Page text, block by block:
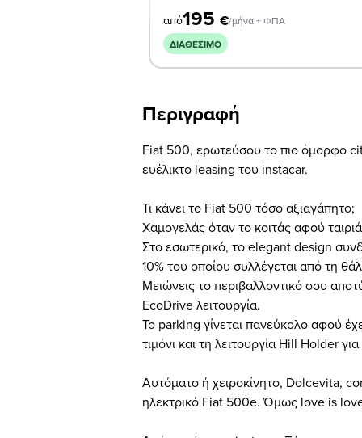
από195 €/μήνα + ΦΠΑ
ΔΙΑΘΈΣΙΜΟ
Περιγραφή
Fiat 500, ερωτεύσου το πιο όμορφο
ευέλικτο leasing του instacar.
Τι κάνει το Fiat 500 τόσο αξιαγάπητο;
Χαμογελάς όταν το κοιτάς αφού
Στο εσωτερικό, το elegant design
10% του οποίου συλλέγεται από τη
Μειώνεις το περιβαλλοντικό σου
EcoDrive λειτουργία.
Το parking γίνεται πανεύκολο αφού
τιμόνι και τη λειτουργία Hill Holder
Αυτόματο ή χειροκίνητο, Dolcevita,
ηλεκτρικό Fiat 500e. Όμως love is love